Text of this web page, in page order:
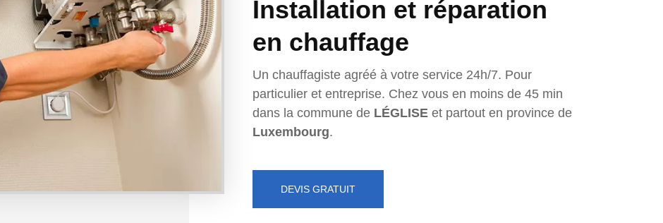
Installation et réparation
en chauffage
Un chauffagiste agréé à votre service 24h/7. Pour
particulier et entreprise. Chez vous en moins de 45 min
dans la commune de LÉGLISE et partout en province de
Luxembourg.
DEVIS GRATUIT